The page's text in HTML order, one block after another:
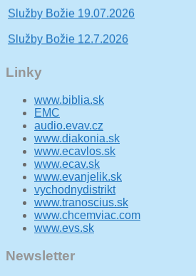
Služby Božie 19.07.2026
Služby Božie 12.7.2026
Služby Božie 14.06.2026
Služby Božie 07.06.2026
Služby Božie 31.5.2026 + Konfirmácia
Služby Božie 24.5.2026
Koncert nádeje - Iľanovské píšťaly
Linky
www.biblia.sk
EMC
audio.evav.cz
www.diakonia.sk
www.ecavlos.sk
www.ecav.sk
www.evanjelik.sk
vychodnydistrikt
www.tranoscius.sk
www.chcemviac.com
www.evs.sk
Newsletter